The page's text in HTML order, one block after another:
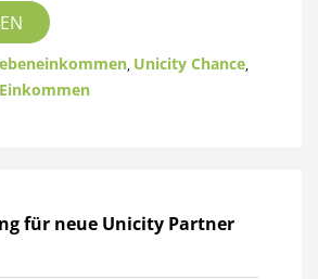
, Unicity Chance,
für neue Unicity Partner